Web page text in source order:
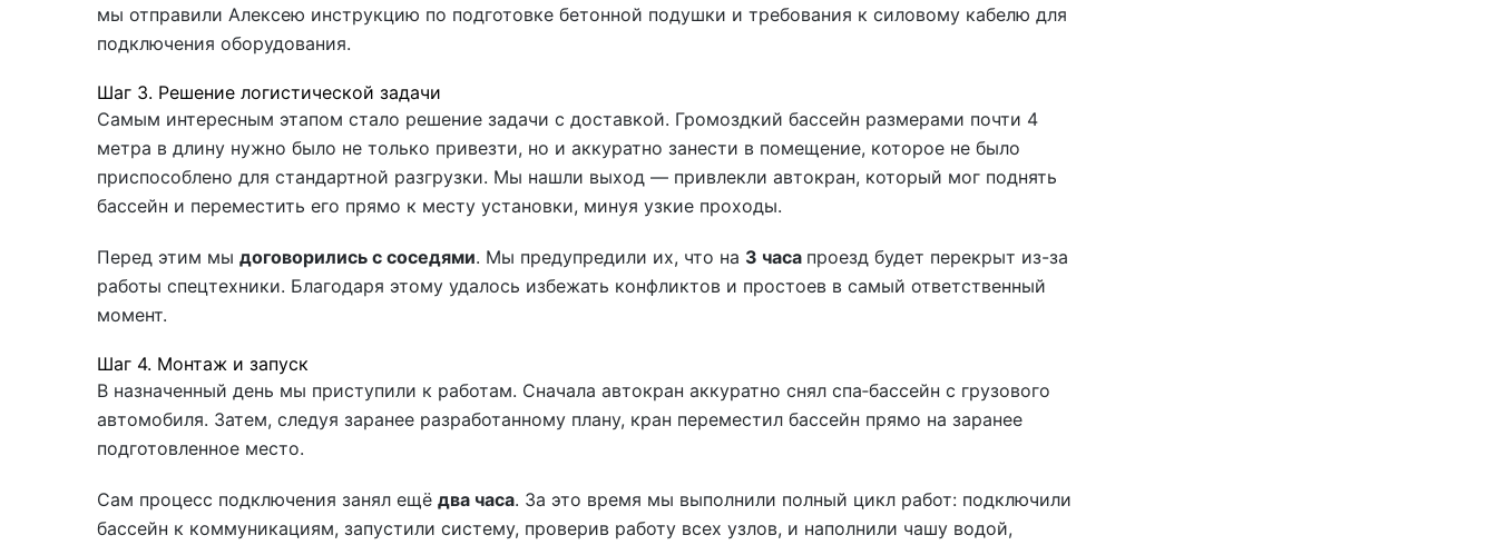
мы отправили Алексею инструкцию по подготовке бетонной подушки и требования к силовому кабелю для
подключения оборудования.
Шаг 3. Решение логистической задачи
Самым интересным этапом стало решение задачи с доставкой. Громоздкий бассейн размерами почти 4
метра в длину нужно было не только привезти, но и аккуратно занести в помещение, которое не было
приспособлено для стандартной разгрузки. Мы нашли выход — привлекли автокран, который мог поднять
бассейн и переместить его прямо к месту установки, минуя узкие проходы.
Перед этим мы договорились с соседями. Мы предупредили их, что на 3 часа проезд будет перекрыт из-за
работы спецтехники. Благодаря этому удалось избежать конфликтов и простоев в самый ответственный
момент.
Шаг 4. Монтаж и запуск
В назначенный день мы приступили к работам. Сначала автокран аккуратно снял спа‑бассейн с грузового
автомобиля. Затем, следуя заранее разработанному плану, кран переместил бассейн прямо на заранее
подготовленное место.
Сам процесс подключения занял ещё два часа. За это время мы выполнили полный цикл работ: подключили
бассейн к коммуникациям, запустили систему, проверив работу всех узлов, и наполнили чашу водой,